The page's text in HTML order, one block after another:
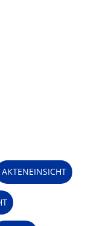
AKTENEINSICHT